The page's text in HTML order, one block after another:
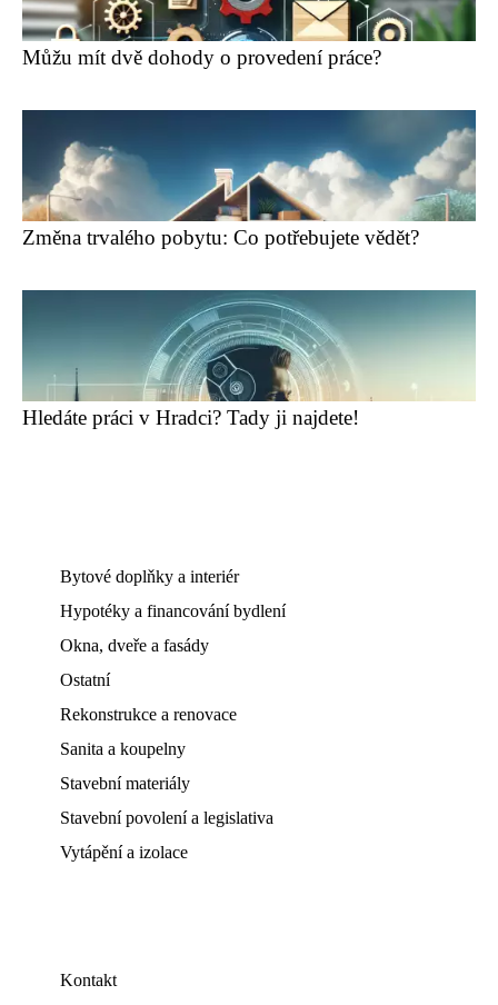
Můžu mít dvě dohody o provedení práce?
Změna trvalého pobytu: Co potřebujete vědět?
Hledáte práci v Hradci? Tady ji najdete!
Bytové doplňky a interiér
Hypotéky a financování bydlení
Okna, dveře a fasády
Ostatní
Rekonstrukce a renovace
Sanita a koupelny
Stavební materiály
Stavební povolení a legislativa
Vytápění a izolace
Kontakt